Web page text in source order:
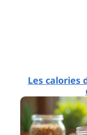
Les calories